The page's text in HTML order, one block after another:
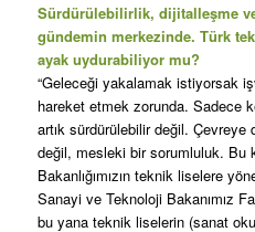
Sürdürülebilirlik, dijitalleşme
gündemin merkezinde. Türk
ayak uydurabiliyor mu?
“Geleceği yakalamak istiyorsak
hareket etmek zorunda. Sadece
artık sürdürülebilir değil. Çevreye
değil, mesleki bir sorumluluk. Bu
Bakanlığımızın teknik liselere
Sanayi ve Teknoloji Bakanımız
bu yana teknik liselerin (sanat